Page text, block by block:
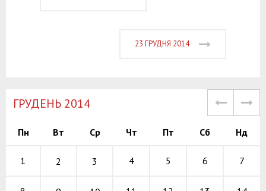
23 ГРУДНЯ 2014
ГРУДЕНЬ 2014
Пн Вт Ср Чт Пт Сб Нд
1 2 3 4 5 6 7